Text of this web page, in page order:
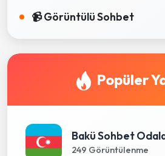
📹 Görüntülü Sohbet
Popüler
Bakü Sohbet
249 Görüntülenme